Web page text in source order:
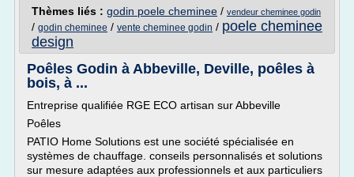
Thèmes liés : godin poele cheminee / vendeur cheminee godin
/ godin cheminee / vente cheminee godin / poele cheminee
design
Poêles Godin à Abbeville, Deville, poêles à
bois, à ...
Entreprise qualifiée RGE ECO artisan sur Abbeville
Poêles
PATIO Home Solutions est une société spécialisée en
systèmes de chauffage. conseils personnalisés et solutions
sur mesure adaptées aux professionnels et aux particuliers